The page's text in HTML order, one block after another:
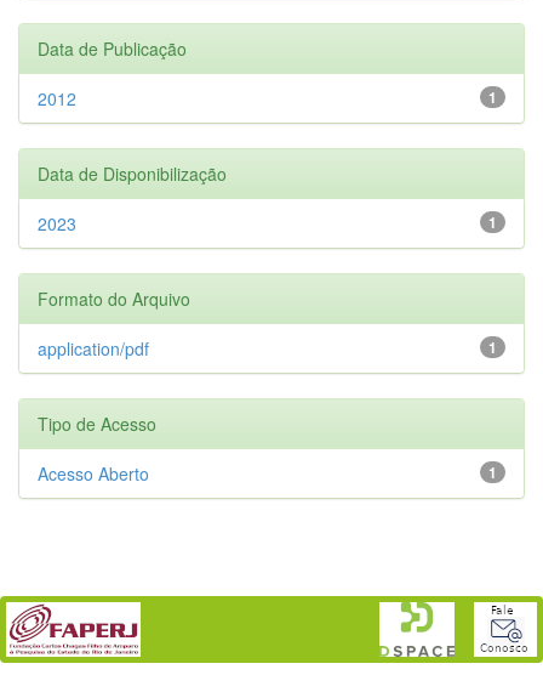
Data de Publicação
1
2012
Data de Disponibilização
1
2023
Formato do Arquivo
1
application/pdf
Tipo de Acesso
1
Acesso Aberto